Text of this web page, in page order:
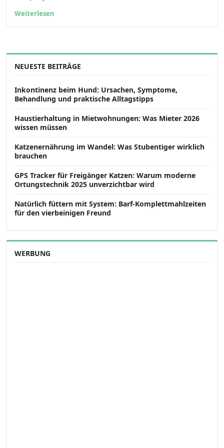
Weiterlesen
NEUESTE BEITRÄGE
Inkontinenz beim Hund: Ursachen, Symptome,
Behandlung und praktische Alltagstipps
Haustierhaltung in Mietwohnungen: Was Mieter 2026
wissen müssen
Katzenernährung im Wandel: Was Stubentiger wirklich
brauchen
GPS Tracker für Freigänger Katzen: Warum moderne
Ortungstechnik 2025 unverzichtbar wird
Natürlich füttern mit System: Barf-Komplettmahlzeiten
für den vierbeinigen Freund
WERBUNG